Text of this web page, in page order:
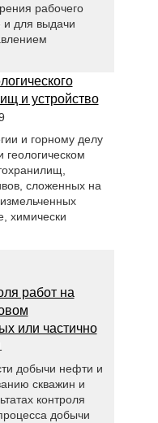
рабочего
и для выдачи
и устройство
и горному делу
геологическом
сложенных на
химически
работ на
или частично
добычи нефти и
скважин и
контроля
добычи